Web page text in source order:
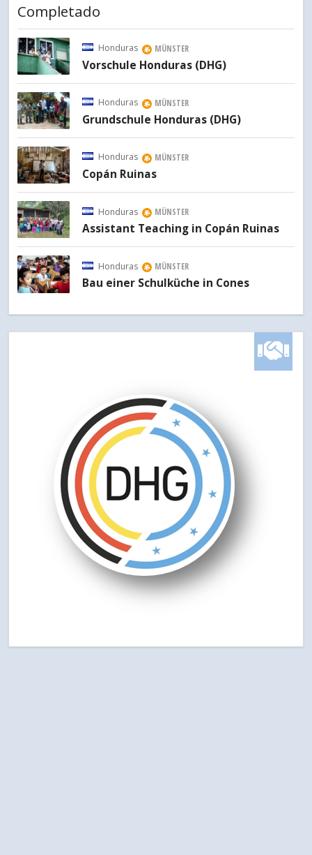
Completado
Honduras MÜNSTER
Vorschule Honduras (DHG)
Honduras MÜNSTER
Grundschule Honduras (DHG)
Honduras MÜNSTER
Copán Ruinas
Honduras MÜNSTER
Assistant Teaching in Copán Ruinas
Honduras MÜNSTER
Bau einer Schulküche in Cones